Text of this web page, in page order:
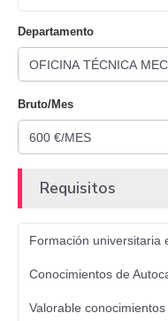
Departamento
Bruto/Mes
Requisitos
Formación universitaria
Conocimientos de
Valorable